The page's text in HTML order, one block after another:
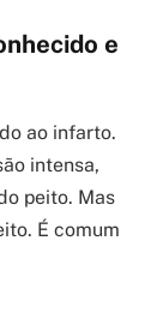
e
ao infarto.
intensa,
peito. Mas
É comum